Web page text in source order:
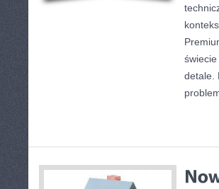
detale.